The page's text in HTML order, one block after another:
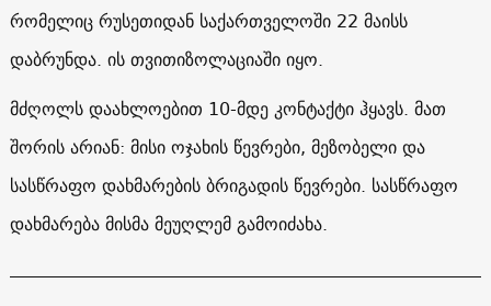
რომელიც რუსეთიდან საქართველოში 22 მაისს
დაბრუნდა. ის თვითიზოლაციაში იყო.
მძღოლს დაახლოებით 10-მდე კონტაქტი ჰყავს. მათ
შორის არიან: მისი ოჯახის წევრები, მეზობელი და
სასწრაფო დახმარების ბრიგადის წევრები. სასწრაფო
დახმარება მისმა მეუღლემ გამოიძახა.